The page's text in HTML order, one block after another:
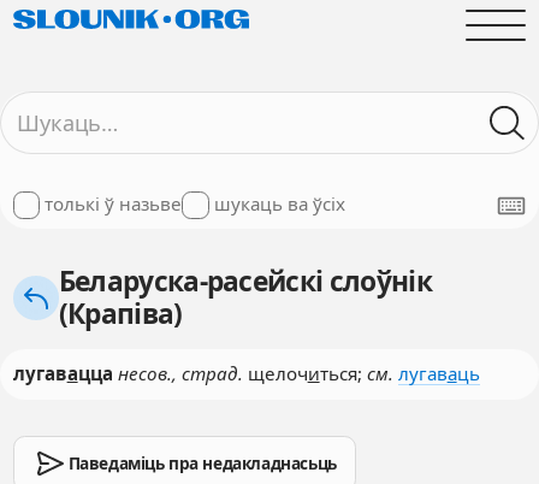
толькі ў назьве шукаць ва ўсіх
Беларуска-расейскі слоўнік
(Крапіва)
лугавацца несов., страд. щелочиться; см. лугаваць
Паведаміць пра недакладнасьць